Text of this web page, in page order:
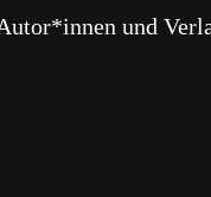
und